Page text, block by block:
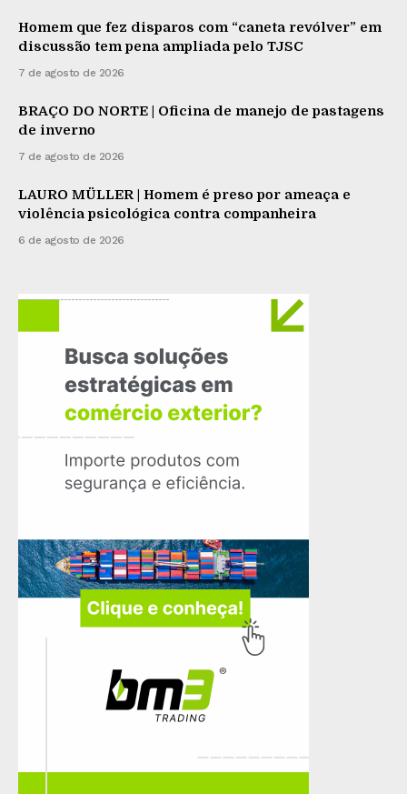
Homem que fez disparos com “caneta revólver” em
discussão tem pena ampliada pelo TJSC
7 de agosto de 2026
BRAÇO DO NORTE | Oficina de manejo de pastagens
de inverno
7 de agosto de 2026
LAURO MÜLLER | Homem é preso por ameaça e
violência psicológica contra companheira
6 de agosto de 2026